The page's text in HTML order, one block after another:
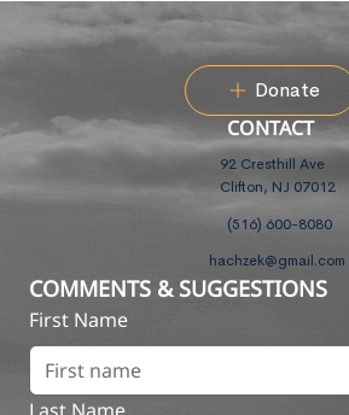
Donate
CONTACT
92 Cresthill Ave
Clifton, NJ 07012
(516) 600-8080
hachzek@gmail.com
COMMENTS & SUGGESTIONS
First Name